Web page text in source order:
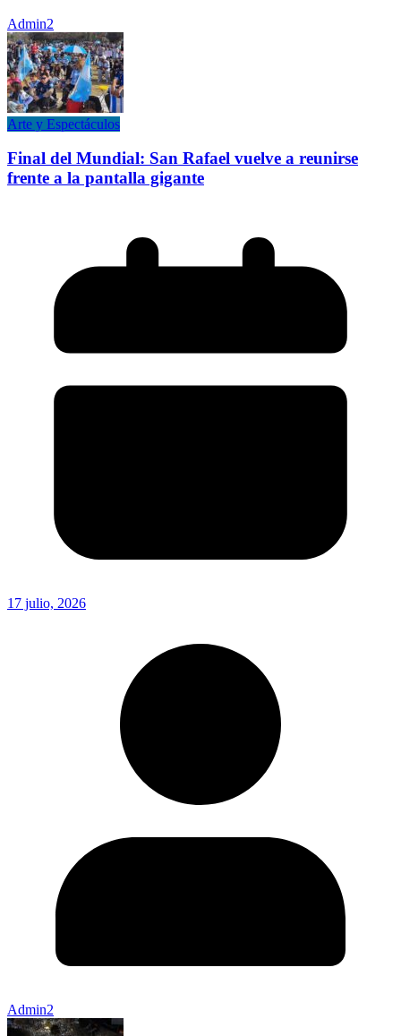
Admin2
Arte y Espectáculos
Final del Mundial: San Rafael vuelve a reunirse
frente a la pantalla gigante
17 julio, 2026
Admin2